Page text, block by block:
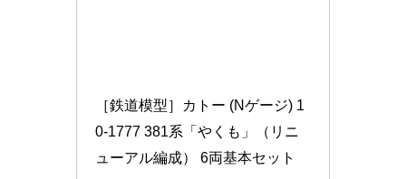
［鉄道模型］カトー (Nゲージ) 1
0-1777 381系「やくも」（リニ
ューアル編成） 6両基本セット